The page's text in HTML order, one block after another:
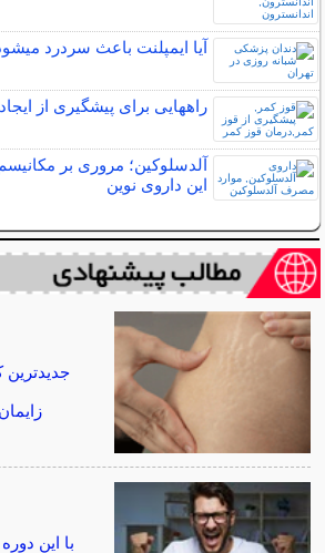
آیا ایمپلنت باعث سردرد
راههایی برای پیشگیری از
آلدسلوکین؛ مروری بر
این داروی نوین
زایمان
با این